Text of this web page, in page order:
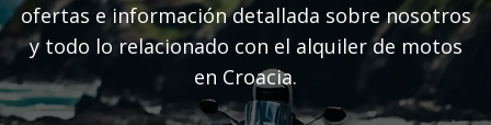
ofertas e información detallada sobre nosotros
y todo lo relacionado con el alquiler de motos
en Croacia.